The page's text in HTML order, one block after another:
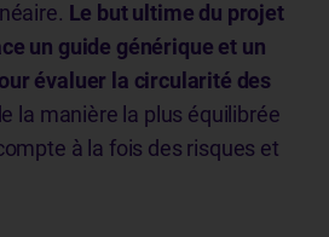
Le but ultime du projet
un guide générique et un
évaluer la circularité des
la manière la plus équilibrée
à la fois des risques et